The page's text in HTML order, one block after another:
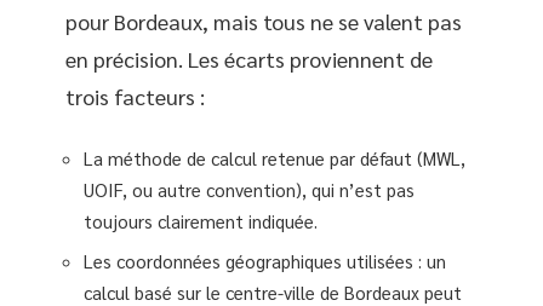
pour Bordeaux, mais tous ne se valent pas
en précision. Les écarts proviennent de
trois facteurs :
La méthode de calcul retenue par défaut (MWL,
UOIF, ou autre convention), qui n’est pas
toujours clairement indiquée.
Les coordonnées géographiques utilisées : un
calcul basé sur le centre-ville de Bordeaux peut